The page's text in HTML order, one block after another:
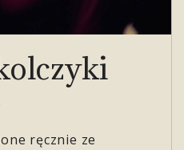
ręcznie ze